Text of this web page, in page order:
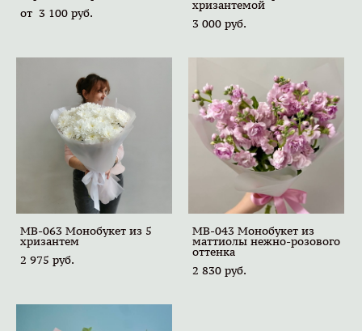
от 3 100 pуб.
хризантемой
3 000 pуб.
MB-063 Монобукет из 5
хризантем
2 975 pуб.
MB-043 Монобукет из
маттиолы нежно-розового
оттенка
2 830 pуб.